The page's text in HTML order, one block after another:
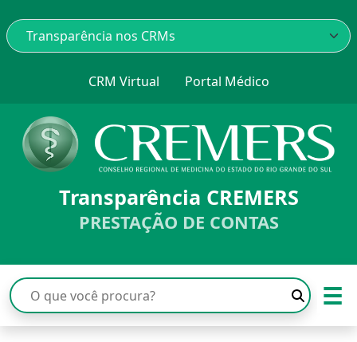
CRM Virtual Portal Médico
Transparência CREMERS
PRESTAÇÃO DE CONTAS
☰